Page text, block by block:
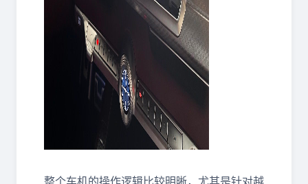
整个车机的操作逻辑比较明晰，尤其是针对越